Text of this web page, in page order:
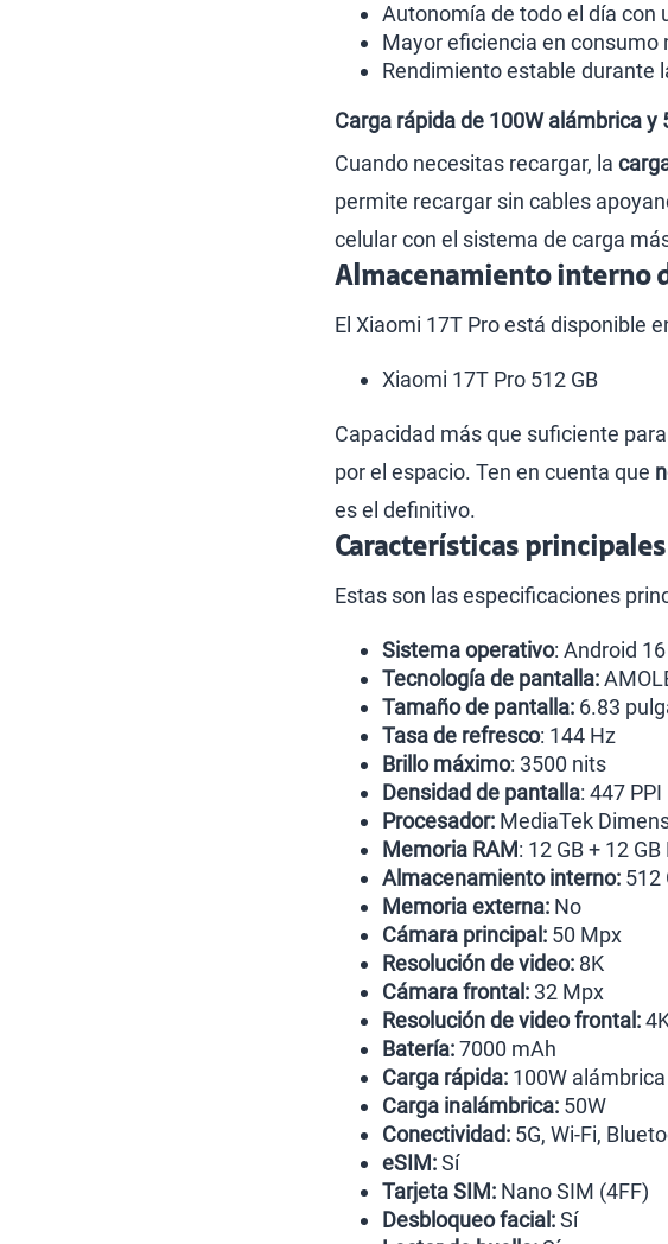
Autonomía de todo el día con
Mayor eficiencia en consumo
Rendimiento estable durante
Carga rápida de 100W alámbrica y
Cuando necesitas recargar, la
permite recargar sin cables
celular con el sistema de carga
Almacenamiento interno
El Xiaomi 17T Pro está disponible
Xiaomi 17T Pro 512 GB
Capacidad más que suficiente
por el espacio. Ten en cuenta que
es el definitivo.
Características
Estas son las especificaciones
Sistema operativo: Android 16
Tecnología de pantalla:
Tamaño de pantalla: 6.83
Tasa de refresco: 144 Hz
Brillo máximo: 3500 nits
Densidad de pantalla: 447 PPI
Procesador: MediaTek
Memoria RAM: 12 GB + 12
Almacenamiento interno: 512
Memoria externa: No
Cámara principal: 50 Mpx
Resolución de video: 8K
Cámara frontal: 32 Mpx
Resolución de video frontal:
Batería:7000 mAh
Carga rápida: 100W alámbrica
Carga inalámbrica: 50W
Conectividad: 5G, Wi-Fi,
eSIM:Sí
Tarjeta SIM: Nano SIM (4FF)
Desbloqueo facial:Sí